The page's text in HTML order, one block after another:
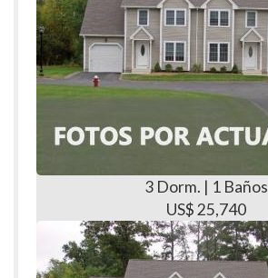
3 Dorm. | 1 Baños
US$ 25,740